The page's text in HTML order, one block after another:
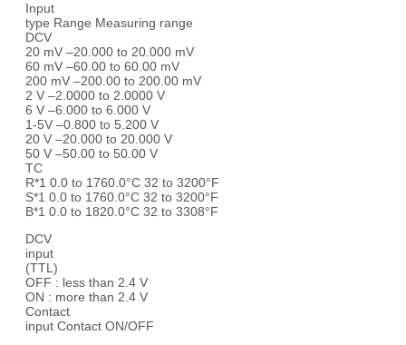
Input
type Range Measuring range
DCV
20 mV –20.000 to 20.000 mV
60 mV –60.00 to 60.00 mV
200 mV –200.00 to 200.00 mV
2 V –2.0000 to 2.0000 V
6 V –6.000 to 6.000 V
1-5V –0.800 to 5.200 V
20 V –20.000 to 20.000 V
50 V –50.00 to 50.00 V
TC
R*1 0.0 to 1760.0°C 32 to 3200°F
S*1 0.0 to 1760.0°C 32 to 3200°F
B*1 0.0 to 1820.0°C 32 to 3308°F
DCV
input
(TTL)
OFF : less than 2.4 V
ON : more than 2.4 V
Contact
input Contact ON/OFF